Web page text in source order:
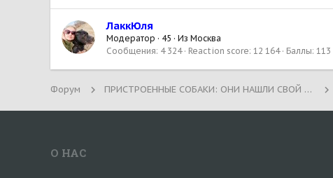
ЛаккЮля
Модератор · 45 · Из Москва
Сообщения 4 324 Reaction score 12 164 Баллы 113
Форум ПРИСТРОЕННЫЕ СОБАКИ: ОНИ НАШЛИ СВОЙ ДОМ!
О НАС